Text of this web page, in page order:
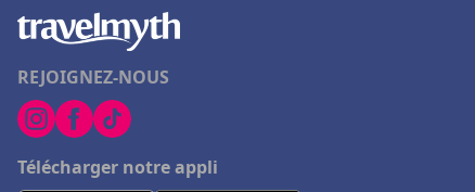
REJOIGNEZ-NOUS
Télécharger notre appli